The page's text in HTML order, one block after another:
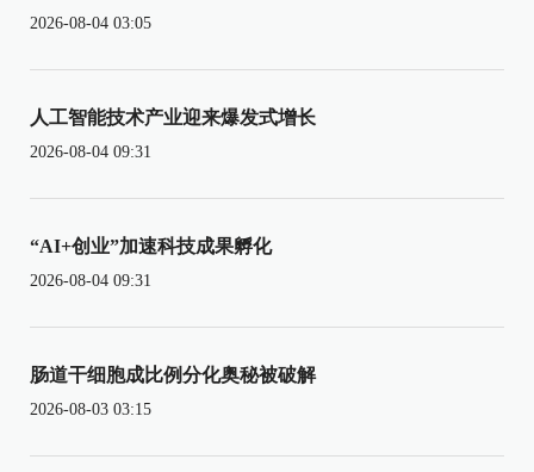
2026-08-04 03:05
人工智能技术产业迎来爆发式增长
2026-08-04 09:31
“AI+创业”加速科技成果孵化
2026-08-04 09:31
肠道干细胞成比例分化奥秘被破解
2026-08-03 03:15